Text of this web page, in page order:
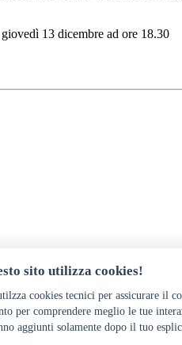
13 dicembre ad ore 18.30
sito utilizza cookies!
cookies tecnici per assicurare il
per comprendere meglio le tue
aggiunti solamente dopo il tuo